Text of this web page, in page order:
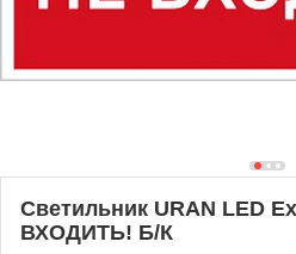
Светильник URAN LED
ВХОДИТЬ! Б/К